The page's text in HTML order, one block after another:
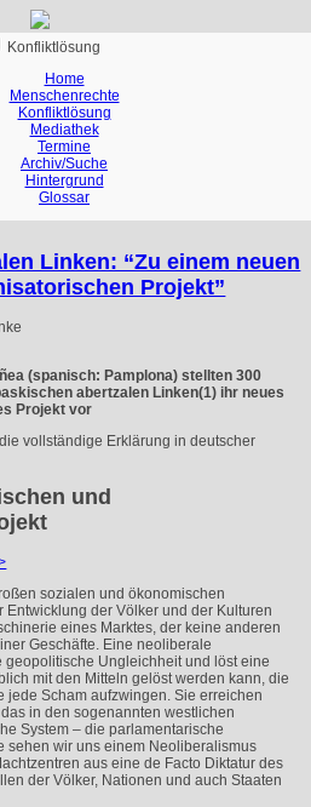
Konfliktlösung
Home
Menschenrechte
Konfliktlösung
Mediathek
Termine
Archiv/Suche
Hintergrund
Glossar
Linken: “Zu einem neuen
Projekt”
(spanisch: Pamplona) stellten 300
abertzalen Linken(1) ihr neues
Projekt vor
vollständige Erklärung in deutscher
und
sozialen und ökonomischen
der Völker und der Kulturen
eines Marktes, der keine anderen
Geschäfte. Eine neoliberale
Ungleichheit und löst eine
mit den Mitteln gelöst werden kann, die
Scham aufzwingen. Sie erreichen
in den sogenannten westlichen
System – die parlamentarische
sehen wir uns einem Neoliberalismus
aus eine de Facto Diktatur des
der Völker, Nationen und auch Staaten